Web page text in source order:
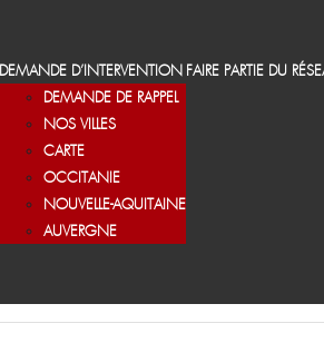
DEMANDE D’INTERVENTION
DEMANDE DE RAPPEL
NOS VILLES
CARTE
OCCITANIE
NOUVELLE-AQUITAINE
AUVERGNE
FAIRE PARTIE DU